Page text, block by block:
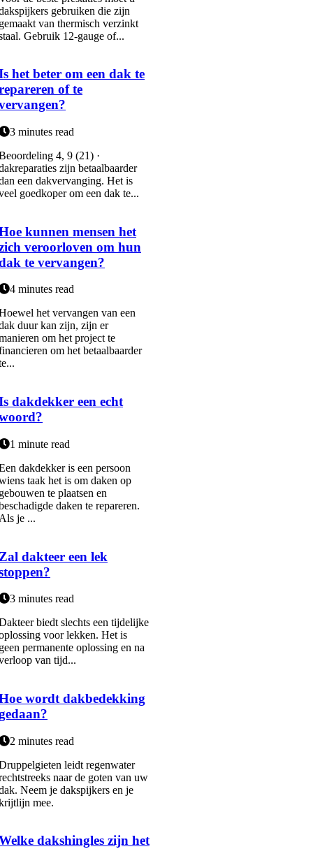
gebruiken die zijn
van thermisch verzinkt
Gebruik 12-gauge of...
het beter om een dak te
of te
3 minutes read
4, 9 (21) ·
zijn betaalbaarder
een dakvervanging. Het is
goedkoper om een dak te...
kunnen mensen het
veroorloven om hun
te vervangen?
4 minutes read
het vervangen van een
duur kan zijn, zijn er
om het project te
om het betaalbaarder
dakdekker een echt
1 minute read
dakdekker is een persoon
taak het is om daken op
te plaatsen en
daken te repareren.
je ...
dakteer een lek
3 minutes read
biedt slechts een tijdelijke
voor lekken. Het is
permanente oplossing en na
van tijd...
wordt dakbedekking
2 minutes read
leidt regenwater
naar de goten van uw
Neem je dakspijkers en je
mee.
dakshingles zijn het